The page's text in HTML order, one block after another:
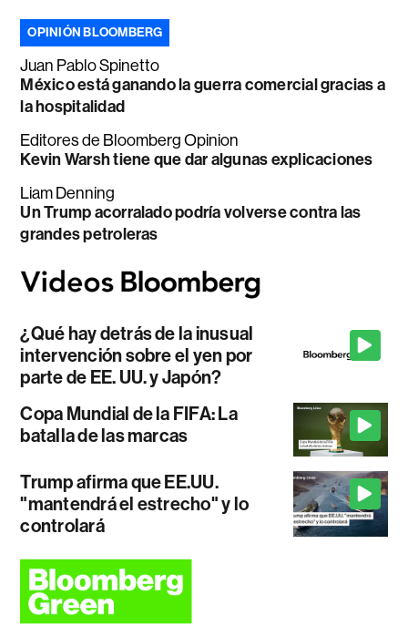
OPINIÓN BLOOMBERG
Juan Pablo Spinetto
México está ganando la guerra comercial gracias a
la hospitalidad
Editores de Bloomberg Opinion
Kevin Warsh tiene que dar algunas explicaciones
Liam Denning
Un Trump acorralado podría volverse contra las
grandes petroleras
¿Qué hay detrás de la inusual
intervención sobre el yen por
parte de EE. UU. y Japón?
Copa Mundial de la FIFA: La
batalla de las marcas
Trump afirma que EE.UU.
"mantendrá el estrecho" y lo
controlará